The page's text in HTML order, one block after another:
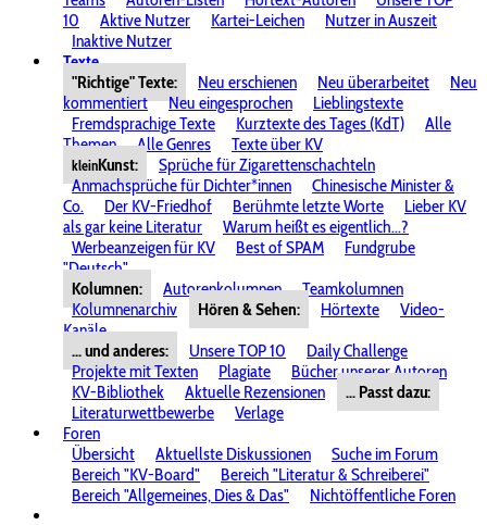
10
Aktive Nutzer Kartei-Leichen
Nutzer in Auszeit
Inaktive Nutzer
Texte
"Richtige" Texte:
Neu erschienen Neu überarbeitet
Neu
kommentiert
Neu eingesprochen
Lieblingstexte
Fremdsprachige Texte
Kurztexte des Tages (KdT)
Alle
Themen
Alle Genres Texte über KV
kleinKunst:
Sprüche für Zigarettenschachteln
Anmachsprüche für Dichter*innen
Chinesische Minister &
Co.
Der KV-Friedhof Berühmte letzte Worte
Lieber KV
als gar keine Literatur
Warum heißt es eigentlich...?
Werbeanzeigen für KV
Best of SPAM
Fundgrube
"Deutsch"
Kolumnen:
Autorenkolumnen
Teamkolumnen
Kolumnenarchiv
Hören & Sehen: Hörtexte
Video-
Kanäle
... und anderes:
Unsere TOP 10
Daily Challenge
Projekte mit Texten
Plagiate
Bücher unserer Autoren
KV-Bibliothek
Aktuelle Rezensionen
... Passt dazu:
Literaturwettbewerbe
Verlage
Foren
Übersicht
Aktuellste Diskussionen
Suche im Forum
Bereich "KV-Board"
Bereich "Literatur & Schreiberei"
Bereich "Allgemeines, Dies & Das"
Nichtöffentliche Foren